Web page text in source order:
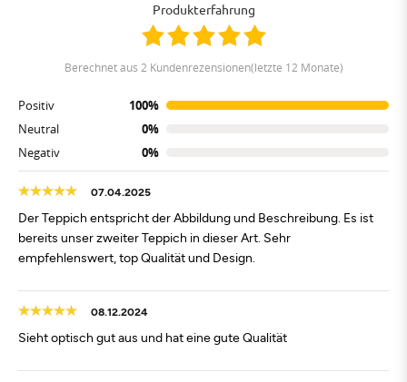
Produkterfahrung
berechnet aus 2 Kundenrezensionen(letzte 12 Monate)
Positiv
100%
Neutral
0%
Negativ
0%
07.04.2025
Der Teppich entspricht der Abbildung und Beschreibung. Es ist
bereits unser zweiter Teppich in dieser Art. Sehr
empfehlenswert, top Qualität und Design.
08.12.2024
Sieht optisch gut aus und hat eine gute Qualität